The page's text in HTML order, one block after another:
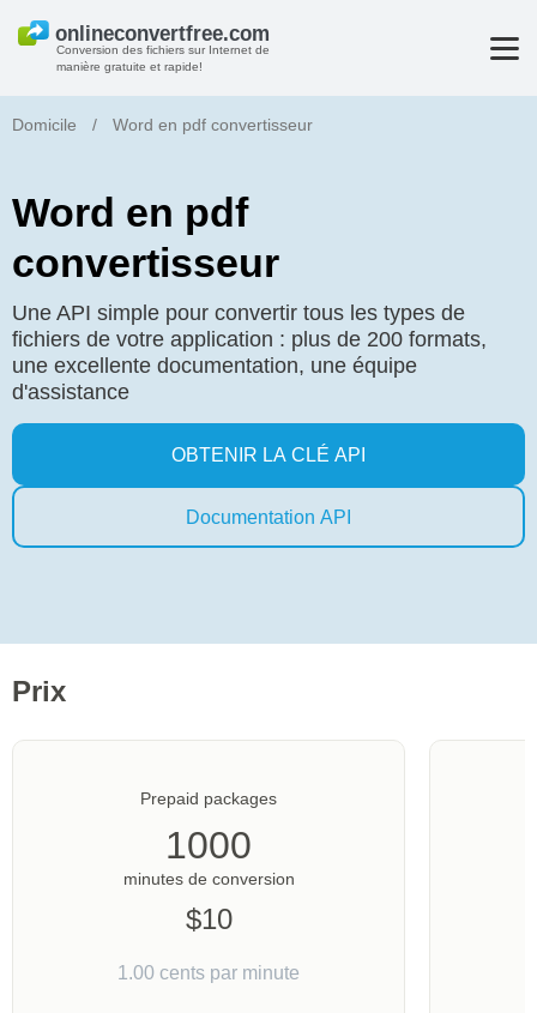
Conversion des fichiers sur Internet de
manière gratuite et rapide!
Domicile / Word en pdf convertisseur
Word en pdf
convertisseur
Une API simple pour convertir tous les types de
fichiers de votre application : plus de 200 formats,
une excellente documentation, une équipe
d'assistance
OBTENIR LA CLÉ API
Documentation API
Prix
Prepaid packages
1000
minutes de conversion
$10
1.00 cents par minute